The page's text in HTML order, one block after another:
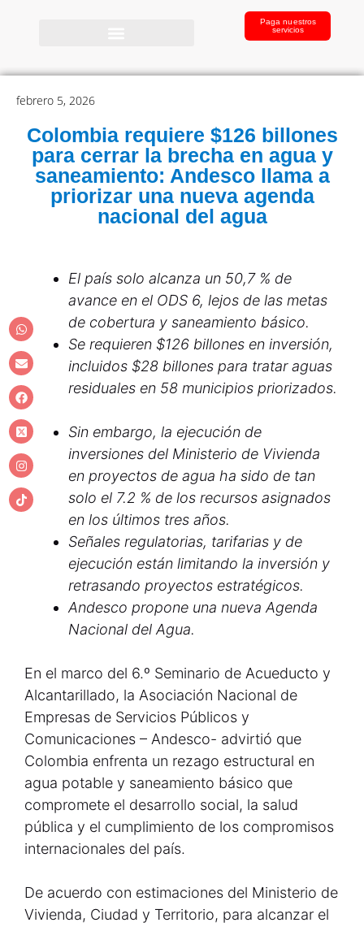
Paga nuestros
servicios
febrero 5, 2026
Colombia requiere $126 billones
para cerrar la brecha en agua y
saneamiento: Andesco llama a
priorizar una nueva agenda
nacional del agua
El país solo alcanza un 50,7 % de
avance en el ODS 6, lejos de las metas
de cobertura y saneamiento básico.
Se requieren $126 billones en inversión,
incluidos $28 billones para tratar aguas
residuales en 58 municipios priorizados.
Sin embargo, la ejecución de
inversiones del Ministerio de Vivienda
en proyectos de agua ha sido de tan
solo el 7.2 % de los recursos asignados
en los últimos tres años.
Señales regulatorias, tarifarias y de
ejecución están limitando la inversión y
retrasando proyectos estratégicos.
Andesco propone una nueva Agenda
Nacional del Agua.
En el marco del 6.º Seminario de Acueducto y
Alcantarillado, la Asociación Nacional de
Empresas de Servicios Públicos y
Comunicaciones – Andesco- advirtió que
Colombia enfrenta un rezago estructural en
agua potable y saneamiento básico que
compromete el desarrollo social, la salud
pública y el cumplimiento de los compromisos
internacionales del país.
De acuerdo con estimaciones del Ministerio de
Vivienda, Ciudad y Territorio, para alcanzar el